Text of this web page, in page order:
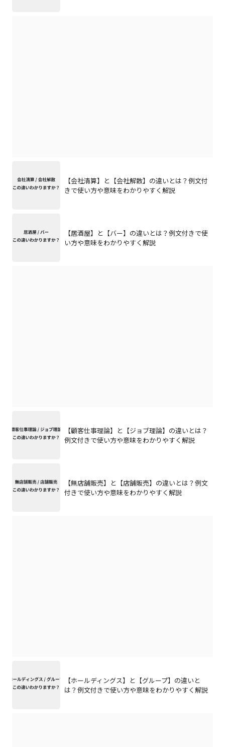
【会社清算】と【会社解散】の違いとは？例文付
きで使い方や意味をわかりやすく解説
【居酒屋】と【バー】の違いとは？例文付きで使
い方や意味をわかりやすく解説
【顧客仕事理論】と【ジョブ理論】の違いとは？
例文付きで使い方や意味をわかりやすく解説
【無店舗販売】と【店舗販売】の違いとは？例文
付きで使い方や意味をわかりやすく解説
【ホールディングス】と【グループ】の違いと
は？例文付きで使い方や意味をわかりやすく解説